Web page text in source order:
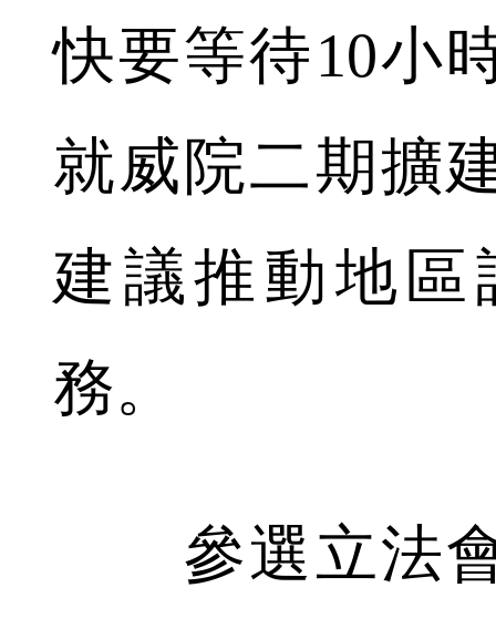
快要等待10小
就威院二期擴
建議推動地
務。
參選立法會